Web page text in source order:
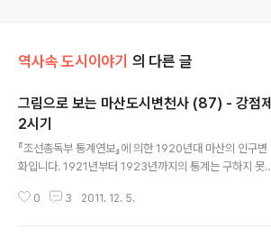
역사속 도시이야기 의 다른 글
그림으로 보는 마산도시변천사 (87) - 강점제
2시기
『조선총독부 통계연보』에 의한 1920년대 마산의 인구변
화입니다. 1921년부터 1923년까지의 통계는 구하지 못
1920 11,923 4,172 70 16,165 25.8 1921 1922 192
0 3 2011. 12. 5.